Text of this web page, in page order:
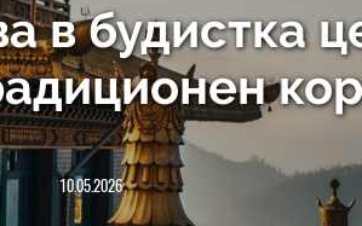
в будистка
10.05.2026